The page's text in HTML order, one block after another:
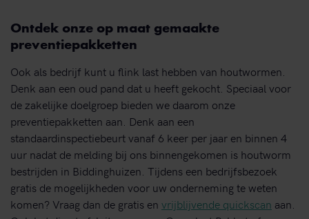
Ontdek onze op maat gemaakte
preventiepakketten
Ook als bedrijf kunt u flink last hebben van houtwormen.
Denk aan een oud pand dat u heeft gekocht. Speciaal voor
de zakelijke doelgroep bieden we daarom onze
preventiepakketten aan. Denk aan een
standaardinspectiebeurt vanaf 6 keer per jaar en binnen 4
uur nadat de melding bij ons binnengekomen is houtworm
bestrijden in Biddinghuizen. Tijdens een bedrijfsbezoek
gratis de mogelijkheden voor uw onderneming te weten
komen? Vraag dan de gratis en vrijblijvende quickscan aan.